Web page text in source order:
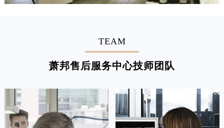
TEAM
萧邦售后服务中心技师团队